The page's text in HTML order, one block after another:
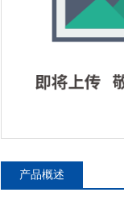
产品概述